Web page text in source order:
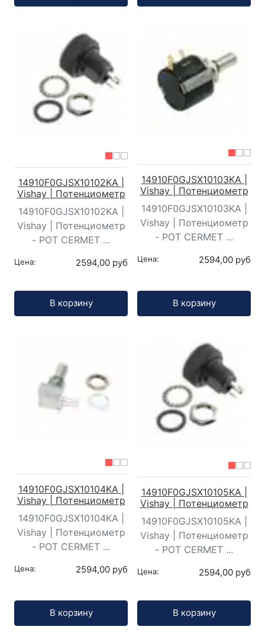
14910F0GJSX10102KA |
Vishay | Потенциометр
14910F0GJSX10102KA |
Vishay | Потенциометр
- POT CERMET ...
Цена: 2594,00 руб
В корзину
14910F0GJSX10103KA |
Vishay | Потенциометр
14910F0GJSX10103KA |
Vishay | Потенциометр
- POT CERMET ...
Цена: 2594,00 руб
В корзину
14910F0GJSX10104KA |
Vishay | Потенциометр
14910F0GJSX10104KA |
Vishay | Потенциометр
- POT CERMET ...
Цена: 2594,00 руб
В корзину
14910F0GJSX10105KA |
Vishay | Потенциометр
14910F0GJSX10105KA |
Vishay | Потенциометр
- POT CERMET ...
Цена: 2594,00 руб
В корзину